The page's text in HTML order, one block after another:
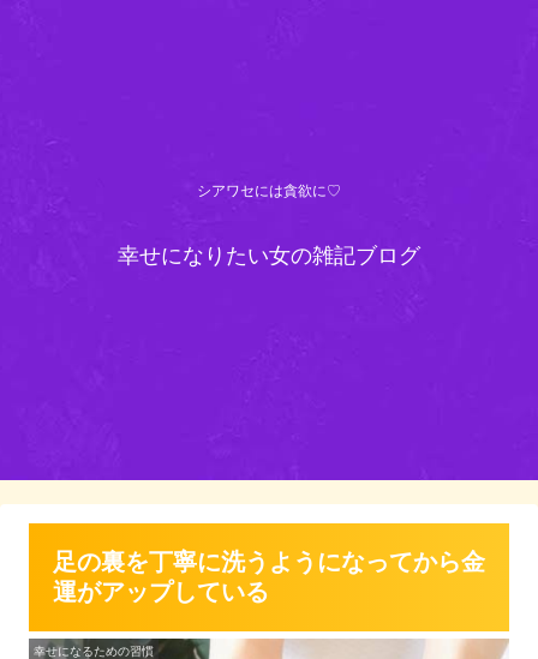
シアワセには貪欲に♡
幸せになりたい女の雑記ブログ
足の裏を丁寧に洗うようになってから金
運がアップしている
幸せになるための習慣